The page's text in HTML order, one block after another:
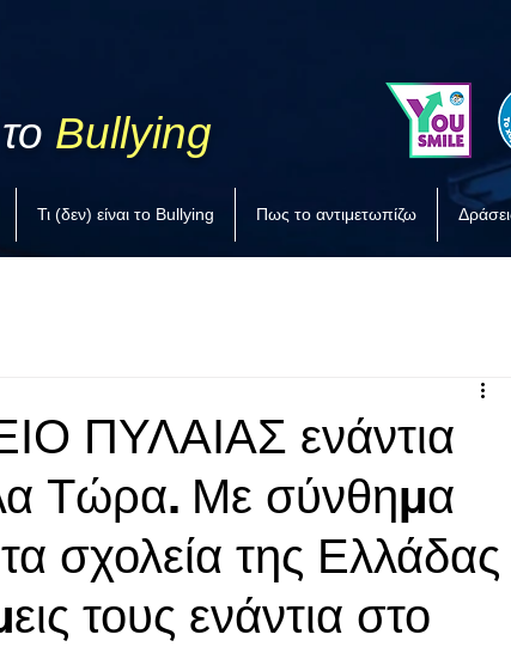
Bullying
Τι (δεν) είναι το Bullying Πως το αντιμετωπίζω
ΠΥΛΑΙΑΣ ενάντια
Τώρα. Με σύνθημα
σχολεία της Ελλάδας
τους ενάντια στο